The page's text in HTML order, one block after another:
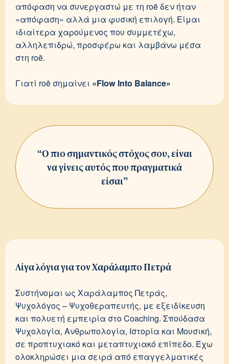
απόφαση να συνεργαστώ με τη roē δεν ήταν
«απόφαση» αλλά μια φυσική επιλογή. Είμαι
ιδιαίτερα χαρούμενος που συμμετέχω,
αλληλεπιδρώ, προσφέρω και λαμβάνω μέσα
στη roē.
Γιατί roē σημαίνει «Flow Into Balance»
“Ο πιο σημαντικός στόχος σου, είναι
να γίνεις αυτός που πραγματικά
είσαι”
Λίγα λόγια για τον Χαράλαμπο Πετρά
Συστήνομαι ως Χαράλαμπος Πετράς,
Ψυχολόγος – Ψυχοθεραπευτής, με εξειδίκευση
και πολυετή εμπειρία στο Coaching. Σπούδασα
Ψυχολογία, Ανθρωπολογία, Ιστορία και Μουσική,
σε προπτυχιακό και μεταπτυχιακό επίπεδο. Έχω
ολοκληρώσει μια σειρά από επαγγελματικές